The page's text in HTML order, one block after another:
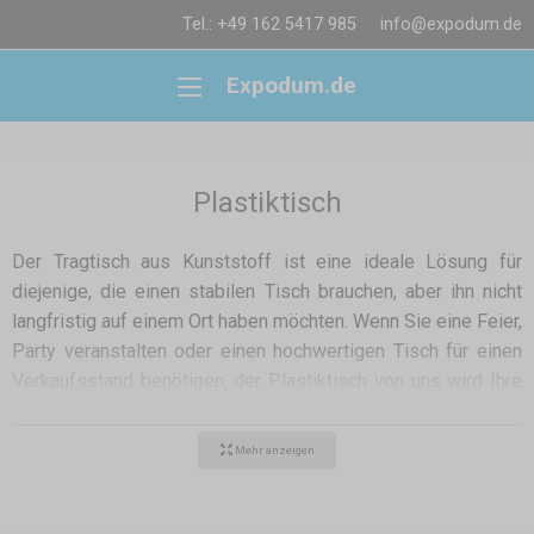
Tel.: +49 162 5417 985 info@expodum.de
Expodum.de
Plastiktisch
Der Tragtisch aus Kunststoff ist eine ideale Lösung für
diejenige, die einen stabilen Tisch brauchen, aber ihn nicht
langfristig auf einem Ort haben möchten. Wenn Sie eine Feier,
Party veranstalten oder einen hochwertigen Tisch für einen
Verkaufsstand benötigen, der Plastiktisch von uns wird Ihre
Es handelt sich um ein Produkt von bester Qualität, der im
Mehr anzeigen